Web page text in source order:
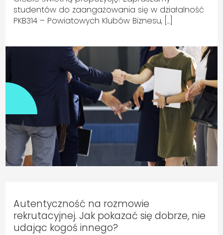
studentów do zaangażowania się w działalność
PKB314 – Powiatowych Klubów Biznesu, […]
Autentyczność na rozmowie
rekrutacyjnej. Jak pokazać się dobrze, nie
udając kogoś innego?